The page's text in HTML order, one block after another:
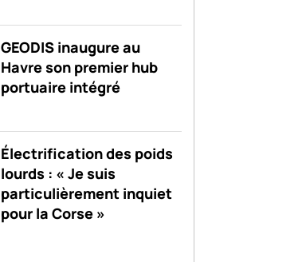
GEODIS inaugure au
Havre son premier hub
portuaire intégré
Électrification des poids
lourds : « Je suis
particulièrement inquiet
pour la Corse »